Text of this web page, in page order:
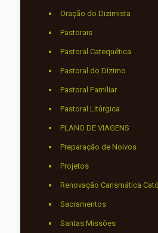
Oração do Dizimista
Pastorais
Pastoral Catequética
Pastoral do Dízimo
Pastoral Familiar
Pastoral Litúrgica
PLANO DE VIAGENS
Preparação de Noivos
Projetos
Renovação Carismática
Sacramentos
Santas Missões